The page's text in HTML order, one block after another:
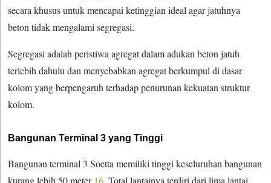
secara khusus untuk mencapai ketinggian ideal agar jatuhnya
beton tidak mengalami segregasi.
Segregasi adalah peristiwa agregat dalam adukan beton jatuh
terlebih dahulu dan menyebabkan agregat berkumpul di dasar
kolom yang berpengaruh terhadap penurunan kekuatan struktur
kolom.
Bangunan Terminal 3 yang Tinggi
Bangunan terminal 3 Soetta memiliki tinggi keseluruhan bangunan
kurang lebih 50 meter 16. Total lantainya terdiri dari lima lantai,